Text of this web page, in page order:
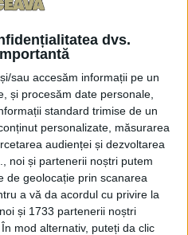
dvs.
sau accesăm informații pe un
și procesăm date personale,
standard trimise de un
personalizate, măsurarea
audienței și dezvoltarea
noi și partenerii noștri putem
de geolocație prin scanarea
a vă da acordul cu privire la
și 1733 partenerii noștri
mod alternativ, puteți da clic
din Londra,
IULIE, 2026